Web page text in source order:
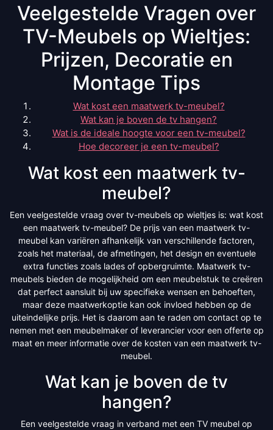
Veelgestelde Vragen over
TV-Meubels op Wieltjes:
Prijzen, Decoratie en
Montage Tips
Wat kost een maatwerk tv-meubel?
Wat kan je boven de tv hangen?
Wat is de ideale hoogte voor een tv-meubel?
Hoe decoreer je een tv-meubel?
Wat kost een maatwerk tv-
meubel?
Een veelgestelde vraag over tv-meubels op wieltjes is: wat kost
een maatwerk tv-meubel? De prijs van een maatwerk tv-
meubel kan variëren afhankelijk van verschillende factoren,
zoals het materiaal, de afmetingen, het design en eventuele
extra functies zoals lades of opbergruimte. Maatwerk tv-
meubels bieden de mogelijkheid om een meubelstuk te creëren
dat perfect aansluit bij uw specifieke wensen en behoeften,
maar deze maatwerkoptie kan ook invloed hebben op de
uiteindelijke prijs. Het is daarom aan te raden om contact op te
nemen met een meubelmaker of leverancier voor een offerte op
maat en meer informatie over de kosten van een maatwerk tv-
meubel.
Wat kan je boven de tv
hangen?
Een veelgestelde vraag in verband met een TV meubel op